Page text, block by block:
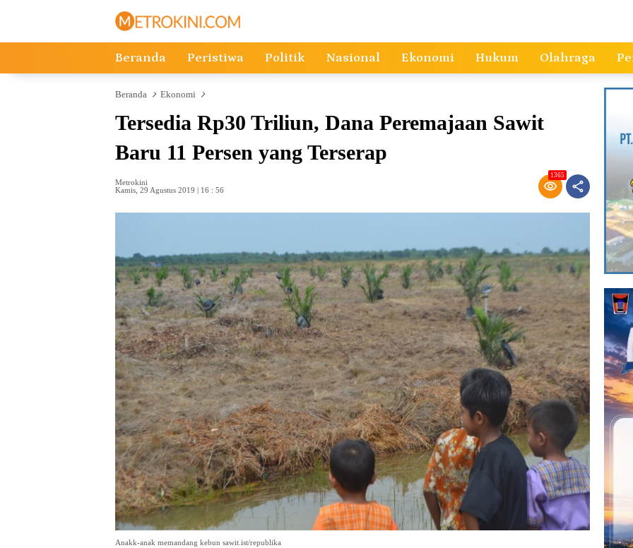
Beranda Peristiwa Politik Nasional Ekonomi Hukum Olahraga
Beranda Ekonomi
Tersedia Rp30 Triliun, Dana Peremajaan Sawit
Baru 11 Persen yang Terserap
Metrokini
Kamis, 29 Agustus 2019 | 16 : 56
1365
Anakk-anak memandang kebun sawit.ist/republika